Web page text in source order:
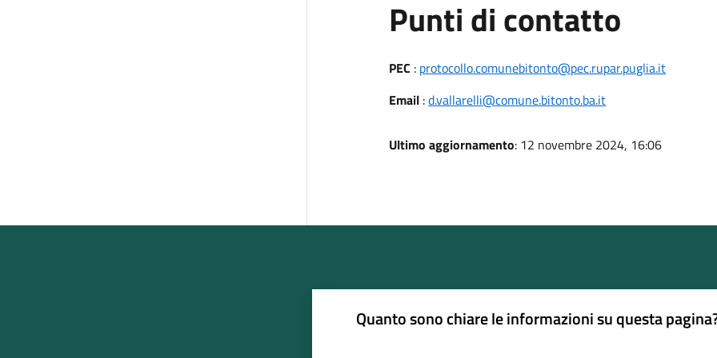
Punti di contatto
PEC : protocollo.comunebitonto@pec.rupar.puglia.it
Email :d.vallarelli@comune.bitonto.ba.it
Ultimo aggiornamento: 12 novembre 2024, 16:06
Quanto sono chiare le informazioni su questa